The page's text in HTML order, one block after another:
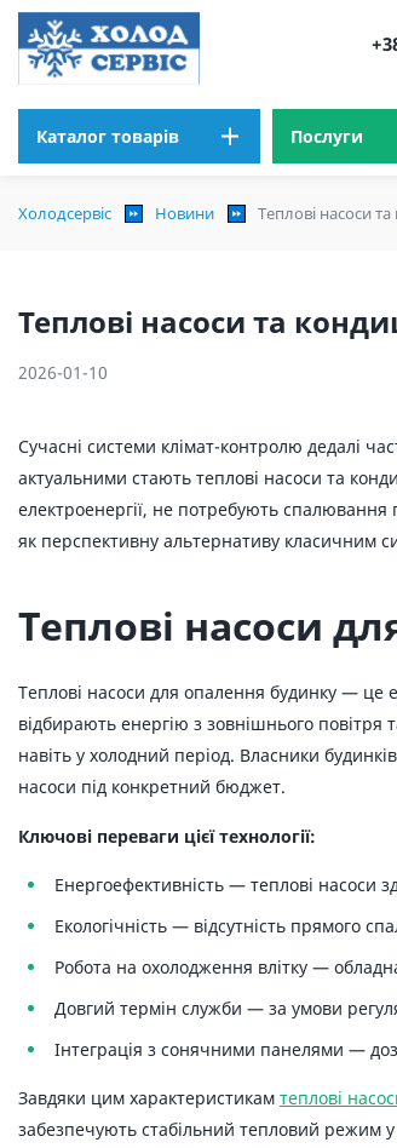
Каталог товарів Послуги
Холодсервіс Новини Теплові насоси
Теплові насоси та
2026-01-10
Сучасні системи клімат-контролю дедалі
актуальними стають теплові насоси та
електроенергії, не потребують
як перспективну альтернативу класичним
Теплові насоси
Теплові насоси для опалення будинку — це
відбирають енергію з зовнішнього повітря
навіть у холодний період. Власники
насоси під конкретний бюджет.
Ключові переваги цієї технології:
Енергоефективність — теплові насоси
Екологічність — відсутність прямого
Робота на охолодження влітку —
Довгий термін служби — за умови
Інтеграція з сонячними панелями —
Завдяки цим характеристикам теплові
забезпечують стабільний тепловий режим